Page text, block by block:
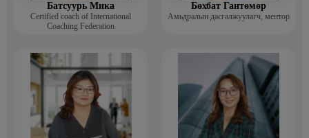
Батсуурь Мика
Certified coach of International
Coaching Federation
Бөхбат Гантөмөр
Амьдралын дасгалжуулагч, ментор